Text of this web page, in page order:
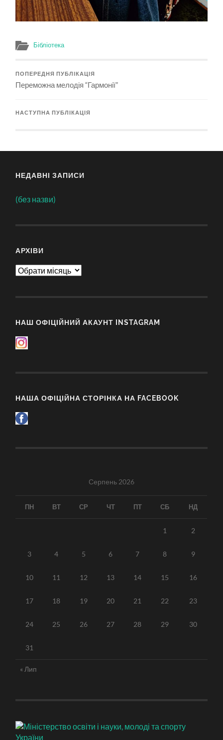
Бібліотека
ПОПЕРЕДНЯ ПУБЛІКАЦІЯ
Переможна мелодія “Гармонії”
НАСТУПНА ПУБЛІКАЦІЯ
НЕДАВНІ ЗАПИСИ
(без назви)
АРХІВИ
Архіви
НАШ ОФІЦІЙНИЙ АКАУНТ INSTAGRAM
НАША ОФІЦІЙНА СТОРІНКА НА FACEBOOK
Серпень 2026
ПН ВТ СР ЧТ ПТ СБ НД
1 2
3 4 5 6 7 8 9
10 11 12 13 14 15 16
17 18 19 20 21 22 23
24 25 26 27 28 29 30
31
« Лип